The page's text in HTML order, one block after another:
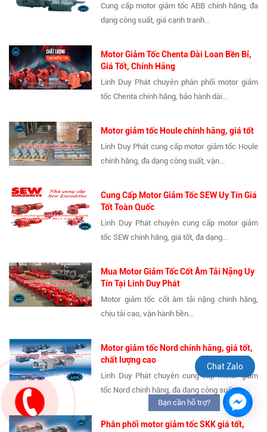
Cung cấp motor giảm tốc ABB chính hãng, đa
dạng công suất, giá cạnh tranh...
Motor Giảm Tốc Chenta Đài Loan Bền Bỉ,
Giá Tốt, Chính Hãng
Linh Duy Phát chuyên phân phối motor giảm
tốc Chenta chính hãng, bảo hành dài...
Motor giảm tốc Houle chính hãng, giá tốt
Linh Duy Phát cung cấp motor giảm tốc Houle
chính hãng, đa dạng công suất, vận...
Cung Cấp Motor Giảm Tốc SEW Uy Tín Giá
Tốt Toàn Quốc
Linh Duy Phát chuyên cung cấp motor giảm
tốc SEW chính hãng, giá tốt, đa dạng...
Mua Motor Giảm Tốc Cốt Âm Tải Nặng Uy
Tín Tại Linh Duy Phát
Motor giảm tốc cốt âm tải nặng chính hãng,
chịu tải cao, vận hành bền...
Motor giảm tốc Nord chính hãng, giá tốt,
chất lượng cao
Linh Duy Phát chuyên cung cấp motor giảm
tốc Nord chính hãng, đa dạng công suất,...
Phân phối motor giảm tốc SKK giá tốt,
Chat Zalo
Bạn cần hỗ trợ?